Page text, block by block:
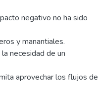
negativo no ha sido
y manantiales.
necesidad de un
aprovechar los flujos de